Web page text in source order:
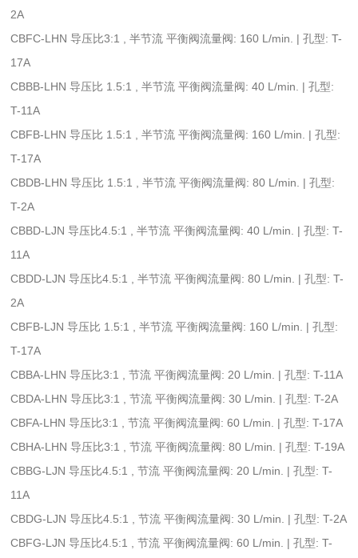
2A
CBFC-LHN 导压比3:1 , 半节流 平衡阀流量阀: 160 L/min. | 孔型: T-
17A
CBBB-LHN 导压比 1.5:1 , 半节流 平衡阀流量阀: 40 L/min. | 孔型:
T-11A
CBFB-LHN 导压比 1.5:1 , 半节流 平衡阀流量阀: 160 L/min. | 孔型:
T-17A
CBDB-LHN 导压比 1.5:1 , 半节流 平衡阀流量阀: 80 L/min. | 孔型:
T-2A
CBBD-LJN 导压比4.5:1 , 半节流 平衡阀流量阀: 40 L/min. | 孔型: T-
11A
CBDD-LJN 导压比4.5:1 , 半节流 平衡阀流量阀: 80 L/min. | 孔型: T-
2A
CBFB-LJN 导压比 1.5:1 , 半节流 平衡阀流量阀: 160 L/min. | 孔型:
T-17A
CBBA-LHN 导压比3:1 , 节流 平衡阀流量阀: 20 L/min. | 孔型: T-11A
CBDA-LHN 导压比3:1 , 节流 平衡阀流量阀: 30 L/min. | 孔型: T-2A
CBFA-LHN 导压比3:1 , 节流 平衡阀流量阀: 60 L/min. | 孔型: T-17A
CBHA-LHN 导压比3:1 , 节流 平衡阀流量阀: 80 L/min. | 孔型: T-19A
CBBG-LJN 导压比4.5:1 , 节流 平衡阀流量阀: 20 L/min. | 孔型: T-
11A
CBDG-LJN 导压比4.5:1 , 节流 平衡阀流量阀: 30 L/min. | 孔型: T-2A
CBFG-LJN 导压比4.5:1 , 节流 平衡阀流量阀: 60 L/min. | 孔型: T-